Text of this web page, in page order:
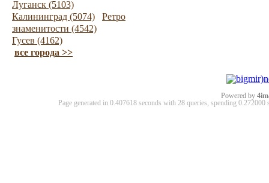
Луганск (5103)
Калининград (5074)
Ретро
знаменитости (4542)
Гусев (4162)
все города >>
Powered by
Page generated in 0.407618 seconds with 28 queries, spending